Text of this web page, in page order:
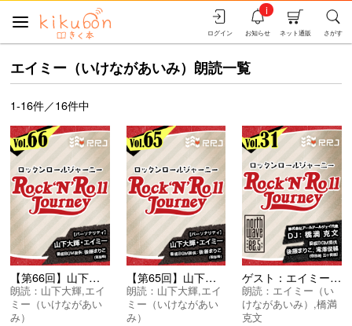
さがす
ネット通販
お知らせ
i
ログイン
エイミー（いけながあいみ）朗読一覧
1-16件／16件中
【第66回】山下大輝とエイミーのRock’N’Roll Journey
朗読： 山下大輝,エイ
ミー（いけながあい
み）
【第65回】山下大輝とエイミーのRock’N’Roll Journey
朗読： 山下大輝,エイ
ミー（いけながあい
み）
ゲスト：エイミーさん【第31回】Rock’N’Roll Journey
朗読： エイミー（い
けながあいみ） ,橋満
克文